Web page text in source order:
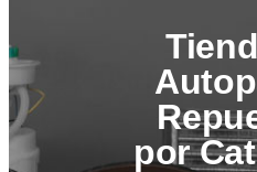
por